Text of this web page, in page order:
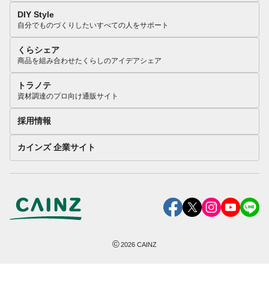
DIY Style
自分でものづくりしたいすべての人をサポート
くらシェア
商品を組み合わせたくらしのアイデアシェア
トラノテ
資材調達のプロ向け通販サイト
採用情報
カインズ 企業サイト
©2026 CAINZ